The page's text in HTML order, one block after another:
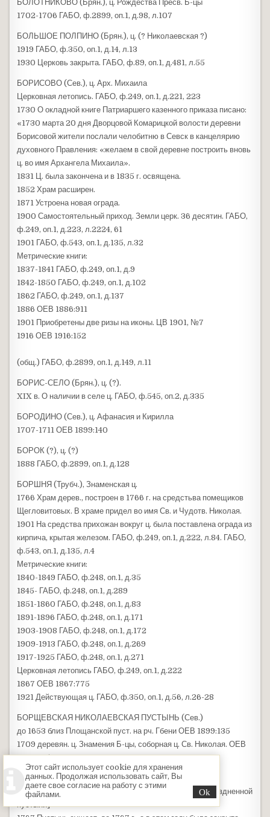
БОЛОТНИКОВО (Брян.), ц. Рождества Пресв. Б-цы
1702-1706 ГАБО, ф.2899, оп.1, д.98, л.107
БОЛЬШОЕ ПОЛПИНО (Брян.), ц. (? Николаевская ?)
1919 ГАБО, ф.350, оп.1, д.14, л.13
1930 Церковь закрыта. ГАБО, ф.89, оп.1, д.481, л.55
БОРИСОВО (Сев.), ц. Арх. Михаила
Церковная летопись. ГАБО, ф.249, оп.1, д.221, 223
1730 О окладной книге Патриаршего казенного приказа писано:
«1730 марта 20 дня Дворцовой Комарицкой волости деревни
Борисовой жители послали челобитню в Севск в канцелярию
духовного Правления: «желаем в свой деревне построить вновь
ц. во имя Архангела Михаила».
1831 Ц. была закончена и в 1835 г. освящена.
1852 Храм расширен.
1871 Устроена новая ограда.
1900 Самостоятельный приход. Земли церк. 36 десятин. ГАБО,
ф.249, оп.1, д.223, л.2224, 61
1901 ГАБО, ф.543, оп.1, д.135, л.32
Метрические книги:
1837-1841 ГАБО, ф.249, оп.1, д.9
1842-1850 ГАБО, ф.249, оп.1, д.102
1862 ГАБО, ф.249, оп.1, д.137
1886 ОЕВ 1886:911
1901 Приобретены две ризы на иконы. ЦВ 1901, №7
1916 ОЕВ 1916:152
(общ.) ГАБО, ф.2899, оп.1, д.149, л.11
БОРИС-СЕЛО (Брян.), ц. (?).
XIX в. О наличии в селе ц. ГАБО, ф.545, оп.2, д.335
БОРОДИНО (Сев.), ц. Афанасия и Кирилла
1707-1711 ОЕВ 1899:140
БОРОК (?), ц. (?)
1888 ГАБО, ф.2899, оп.1, д.128
БОРШНЯ (Трубч.), Знаменская ц.
1766 Храм дерев., построен в 1766 г. на средстьва помещиков
Щегловитовых. В храме придел во имя Св. и Чудотв. Николая.
1901 На средства прихожан вокруг ц. была поставлена ограда из
кирпича, крытая железом. ГАБО, ф.249, оп.1, д.222, л.84. ГАБО,
ф.543, оп.1, д.135, л.4
Метрические книги:
1840-1849 ГАБО, ф.248, оп.1, д.35
1845- ГАБО, ф.248, оп.1, д.289
1851-1860 ГАБО, ф.248, оп.1, д.83
1891-1896 ГАБО, ф.248, оп.1, д.171
1903-1908 ГАБО, ф.248, оп.1, д.172
1909-1913 ГАБО, ф.248, оп.1, д.269
1917-1925 ГАБО, ф.248, оп.1, д.271
Церковная летопись ГАБО, ф.249, оп.1, д.222
1867 ОЕВ 1867:775
1921 Действующая ц. ГАБО, ф.350, оп.1, д.56, л.26-28
БОРЩЕВСКАЯ НИКОЛАЕВСКАЯ ПУСТЫНЬ (Сев.)
до 1653 близ Площанской пуст. на рч. Гбени ОЕВ 1899:135
1709 деревян. ц. Знамения Б-цы, соборная ц. Св. Николая. ОЕВ
1899:135
1766 Пустынь упразднена. ОЕВ 1900:526, 1903:1169
БОРЩЕВО (Сев.), Николаевская ц. [село на месте упраздненной
пустыни]
Этот сайт использует cookie для хранения
данных. Продолжая использовать сайт, Вы
даете свое согласие на работу с этими
файлами.